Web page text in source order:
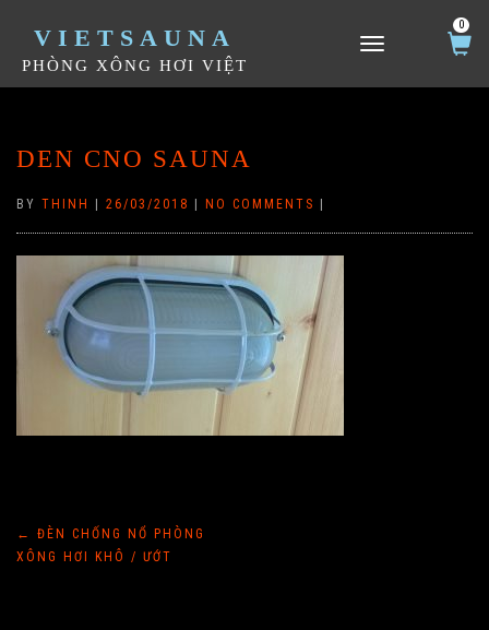
VIETSAUNA
PHÒNG XÔNG HƠI VIỆT
TOGGLE NAVIGATION
0
DEN CNO SAUNA
BY THINH 26/03/2018 NO COMMENTS
Điều
←
ĐÈN CHỐNG NỔ PHÒNG
XÔNG HƠI KHÔ / ƯỚT